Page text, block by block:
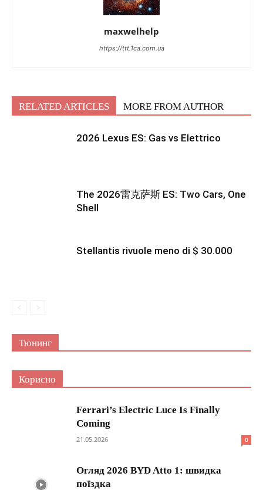
maxwelhelp
https://ttt.1ca.com.ua
RELATED ARTICLES MORE FROM AUTHOR
2026 Lexus ES: Gas vs Elettrico
The 2026雷克萨斯 ES: Two Cars, One
Shell
Stellantis rivuole meno di $ 30.000
Тюнинг
Корисно
Ferrari’s Electric Luce Is Finally
Coming
21.05.2026 0
Огляд 2026 BYD Atto 1: швидка
поїздка